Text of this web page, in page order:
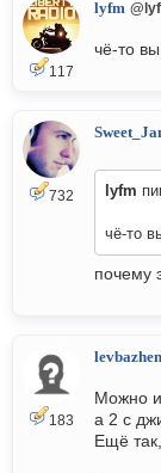
117
lyfm
чё-то
732 lyfm
чё-то
почему
183
Можно
а 2 с
Ещё